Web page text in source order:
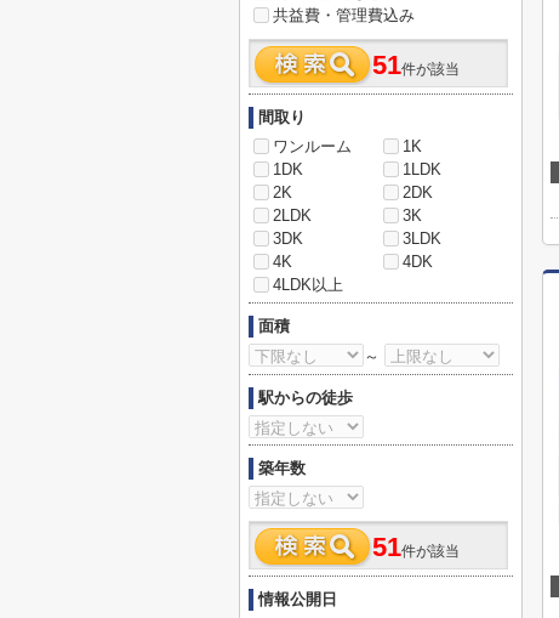
共益費・管理費込み
51件が該当
間取り
ワンルーム
1K
1DK
1LDK
2K
2DK
2LDK
3K
3DK
3LDK
4K
4DK
4LDK以上
面積
～
駅からの徒歩
築年数
51件が該当
情報公開日